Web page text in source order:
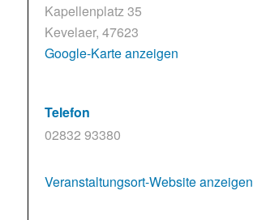
Kapellenplatz 35
Kevelaer, 47623
Google-Karte anzeigen
Telefon
02832 93380
Veranstaltungsort-Website anzeigen